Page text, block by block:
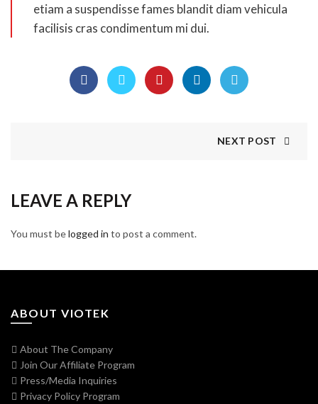
etiam a suspendisse fames blandit diam vehicula
facilisis cras condimentum mi dui.
NEXT POST
LEAVE A REPLY
You must belogged in to post a comment.
ABOUT VIOTEK
About The Company
Join Our Affiliate Program
Press/Media Inquiries
Privacy Policy Program